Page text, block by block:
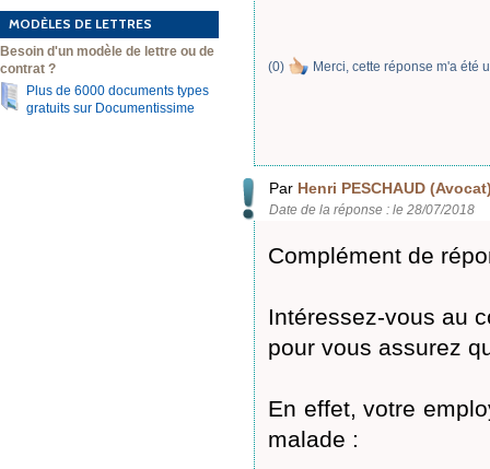
MODÈLES DE LETTRES
Besoin d'un modèle de lettre ou de
contrat ?
Plus de 6000 documents types
gratuits sur Documentissime
(0) Merci, cette réponse m'a été
Par Henri PESCHAUD
Date de la réponse : le 28/07/2018
Complément de
Intéressez-vous au
pour vous assurez
En effet, votre
malade :